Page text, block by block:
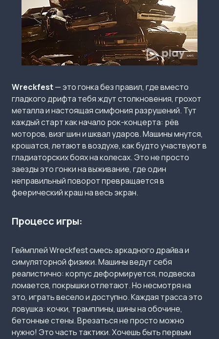
Wreckfest— это гонка без правил, где вместо
гладкого дрифта тебя ждут столкновения, грохот
металла и настоящая симфония разрушений. Тут
каждый старт как начало рок-концерта: рёв
моторов, визг шин и шквал ударов. Машины мнутся,
крошатся, летают в воздухе, как будто участвуют в
гладиаторских боях на колесах. Это не просто
заезды это гонки на выживание, где один
неправильный поворот превращается в
феерический краш на весь экран.
Процесс игры:
Геймплей Wreckfest смесь аркадного драйва и
симуляторной физики. Машины ведут себя
реалистично: корпус деформируется, подвеска
ломается, покрышки отлетают. Но несмотря на
это, играть весело и доступно. Каждая трасса это
ловушка: кочки, трамплины, шины на обочине,
бетонные стены. Врезаться не просто можно
нужно! Это часть тактики. Хочешь быть первым